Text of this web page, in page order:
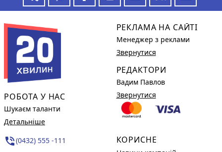
РОБОТА У НАС
Шукаєм таланти
Детальніше
phone_in_talk(0432) 555 -111
РЕКЛАМА НА САЙТІ
Менеджер з реклами
Звернутися
РЕДАКТОРИ
Вадим Павлов
Звернутися
КОРИСНЕ